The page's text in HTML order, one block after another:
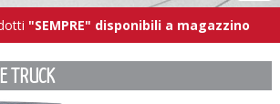
"SEMPRE" disponibili a magazzino
TRUCK